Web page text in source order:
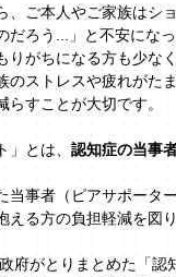
、ご本人やご家族はシ
だろう...」と不安にな
りがちになる方も少な
のストレスや疲れがた
すことが大切です。
」とは、 認知症の当事
当事者（ピアサポータ
る方の負担軽減を図り
府がとりまとめた「認